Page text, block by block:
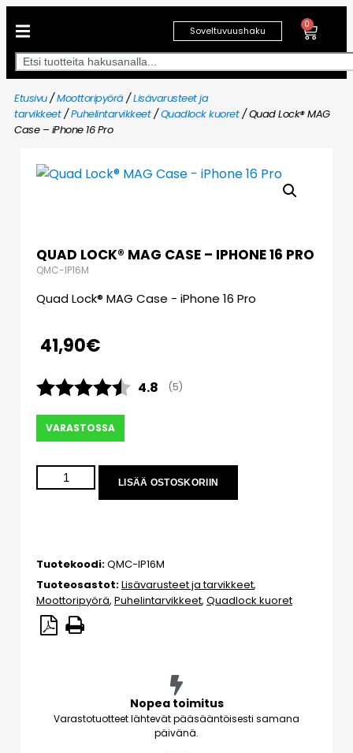
Soveltuvuushaku
0
Etusivu/Moottoripyörä/Lisävarusteet ja
tarvikkeet/Puhelintarvikkeet/Quadlock kuoret/ Quad Lock® MAG
Case – iPhone 16 Pro
QUAD LOCK® MAG CASE – IPHONE 16 PRO
QMC-IP16M
Quad Lock® MAG Case - iPhone 16 Pro
41,90€
Keskimääräinen luokitus:
4.8 (äänet:
5)
VARASTOSSA
LISÄÄ OSTOSKORIIN
Tuotekoodi:QMC-IP16M
Tuoteosastot:Lisävarusteet ja tarvikkeet,
Moottoripyörä, Puhelintarvikkeet, Quadlock kuoret
Nopea toimitus
Varastotuotteet lähtevät pääsääntöisesti samana
päivänä.